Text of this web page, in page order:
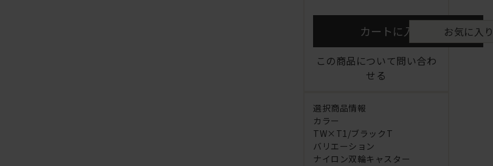
カートに入れる お気に入
この商品について問い合わ
せる
選択商品情報
カラー
TW×T1/ブラックT
バリエーション
ナイロン双輪キャスター